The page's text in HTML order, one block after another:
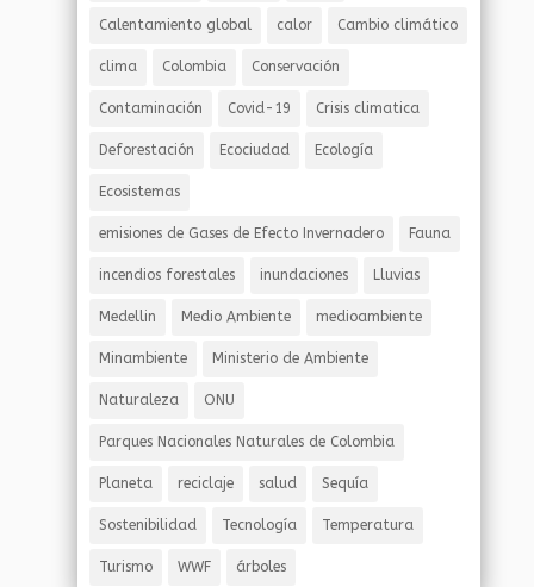
Calentamiento global calor Cambio climático
clima Colombia Conservación
Contaminación Covid-19 Crisis climatica
Deforestación Ecociudad Ecología
Ecosistemas
emisiones de Gases de Efecto Invernadero Fauna
incendios forestales inundaciones Lluvias
Medellin Medio Ambiente medioambiente
Minambiente Ministerio de Ambiente
Naturaleza ONU
Parques Nacionales Naturales de Colombia
Planeta reciclaje salud Sequía
Sostenibilidad Tecnología Temperatura
Turismo WWF árboles